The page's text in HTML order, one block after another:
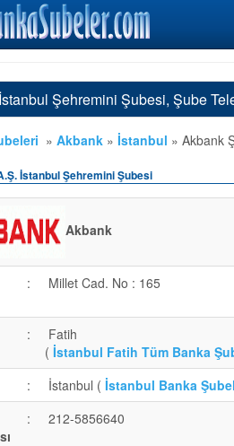
Şehremini Şubesi, Şube
» Akbank » İstanbul » Akbank
İstanbul Şehremini Şubesi
Akbank
: Millet Cad. No : 165
:
Fatih
( İstanbul Fatih Tüm Banka
: İstanbul ( İstanbul Banka
: 212-5856640